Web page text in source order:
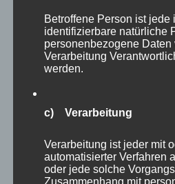
den vielen Niederlagen zu
letztlich gestärkt aus
Natürlich wurde er oft
habe vieler dieser
Gefühlen und seiner
er auch (sinngemäß): „Ich
weiter, es ist nur Sport.
Betroffene Person ist jede
identifizierbare natürliche
personenbezogene Daten
Verarbeitung
werden.
c) Verarbeitung
Verarbeitung ist jeder mit
automatisierter Verfahren
oder jede solche
Zusammenhang mit